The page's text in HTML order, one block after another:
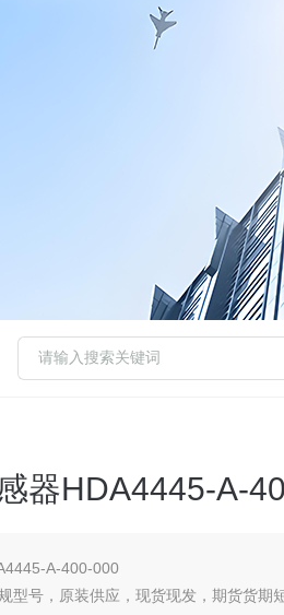
器HDA4445-A-
A-400-000
号，原装供应，现货现发，期货货期短